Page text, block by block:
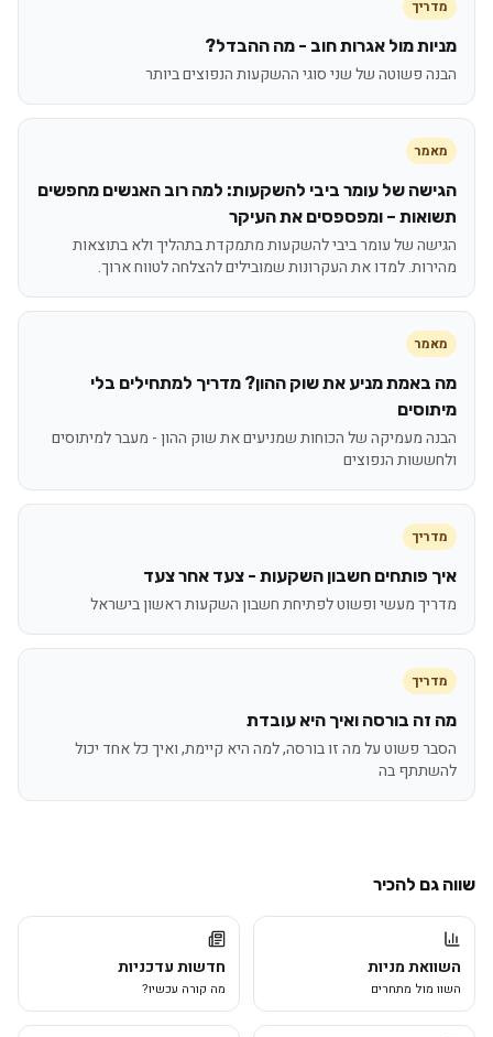
מדריך
מניות מול אגרות חוב - מה ההבדל?
הבנה פשוטה של שני סוגי ההשקעות הנפוצים ביותר
מאמר
הגישה של עומר ביבי להשקעות: למה רוב האנשים מחפשים
תשואות – ומפספסים את העיקר
הגישה של עומר ביבי להשקעות מתמקדת בתהליך ולא בתוצאות
מהירות. למדו את העקרונות שמובילים להצלחה לטווח ארוך.
מאמר
מה באמת מניע את שוק ההון? מדריך למתחילים בלי
מיתוסים
הבנה מעמיקה של הכוחות שמניעים את שוק ההון - מעבר למיתוסים
ולחששות הנפוצים
מדריך
איך פותחים חשבון השקעות - צעד אחר צעד
מדריך מעשי ופשוט לפתיחת חשבון השקעות ראשון בישראל
מדריך
מה זה בורסה ואיך היא עובדת
הסבר פשוט על מה זו בורסה, למה היא קיימת, ואיך כל אחד יכול
להשתתף בה
שווה גם להכיר
השוואת מניות
השוו מול מתחרים
חדשות עדכניות
מה קורה עכשיו?